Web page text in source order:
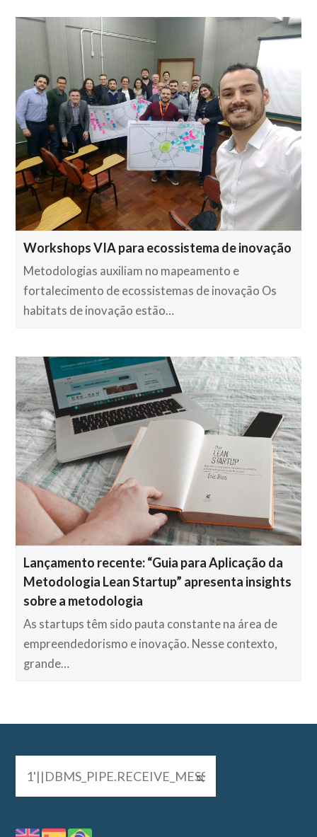
Workshops VIA para ecossistema de inovação
Metodologias auxiliam no mapeamento e
fortalecimento de ecossistemas de inovação Os
habitats de inovação estão…
Lançamento recente: “Guia para Aplicação da
Metodologia Lean Startup” apresenta insights
sobre a metodologia
As startups têm sido pauta constante na área de
empreendedorismo e inovação. Nesse contexto,
grande…